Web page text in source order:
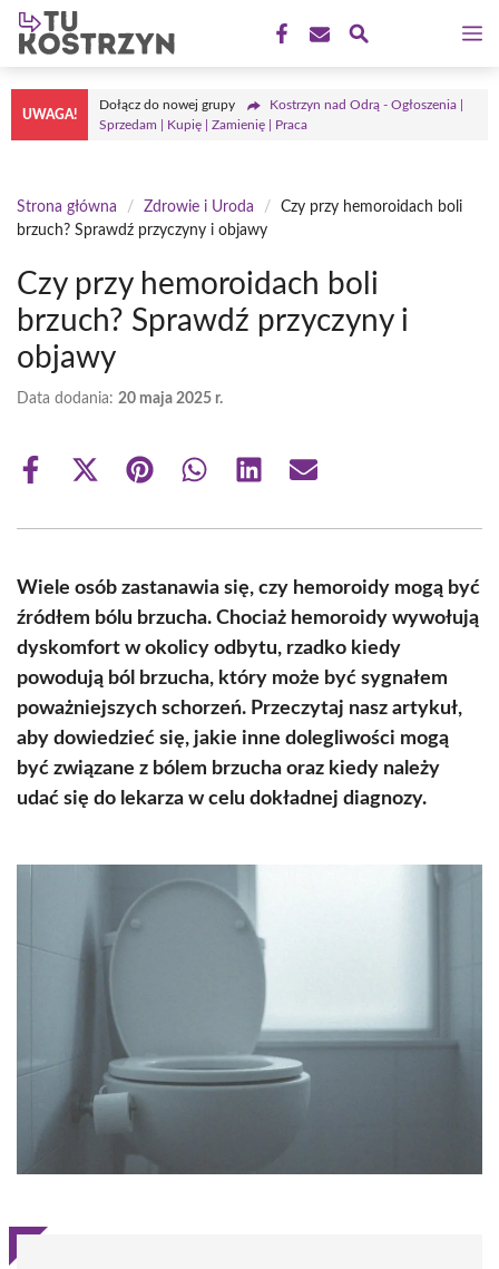
Przejdź
treści
UWAGA!
Dołącz do nowej grupy
Kostrzyn nad Odrą - Ogłoszenia |
Sprzedam | Kupię | Zamienię | Praca
Strona główna / Zdrowie i Uroda /
Czy przy hemoroidach boli
brzuch? Sprawdź przyczyny i objawy
Czy przy hemoroidach boli
brzuch? Sprawdź przyczyny i
objawy
Data dodania: 20 maja 2025 r.
Share
Share
(Twitter)
Share Share Share Share
Wiele osób zastanawia się, czy hemoroidy mogą być
źródłem bólu brzucha. Chociaż hemoroidy wywołują
dyskomfort w okolicy odbytu, rzadko kiedy
powodują ból brzucha, który może być sygnałem
poważniejszych schorzeń. Przeczytaj nasz artykuł,
aby dowiedzieć się, jakie inne dolegliwości mogą
być związane z bólem brzucha oraz kiedy należy
udać się do lekarza w celu dokładnej diagnozy.